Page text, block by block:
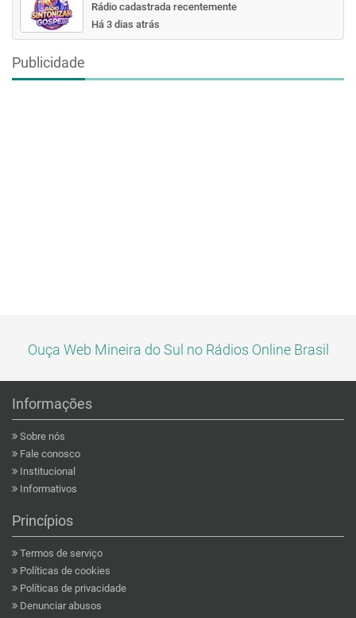
Rádio cadastrada recentemente
Há 3 dias atrás
Publicidade
Ouça Web Mineira do Sul no Rádios Online Brasil
Informações
Sobre nós
Fale conosco
Institucional
Informativos
Princípios
Termos de serviço
Políticas de cookies
Políticas de privacidade
Denunciar abusos